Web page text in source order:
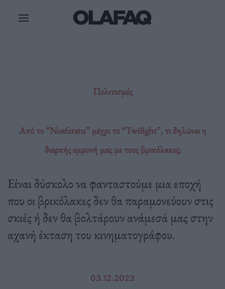
Πολιτισμός
Από το “Nosferatu” μέχρι το “Twilight”, τι δηλώνει η
διαρκής εμμονή μας με τους βρικόλακες;
Είναι δύσκολο να φανταστούμε μια εποχή
που οι βρικόλακες δεν θα παραμονεύουν στις
σκιές ή δεν θα βολτάρουν ανάμεσά μας στην
αχανή έκταση του κινηματογράφου.
03.12.2023